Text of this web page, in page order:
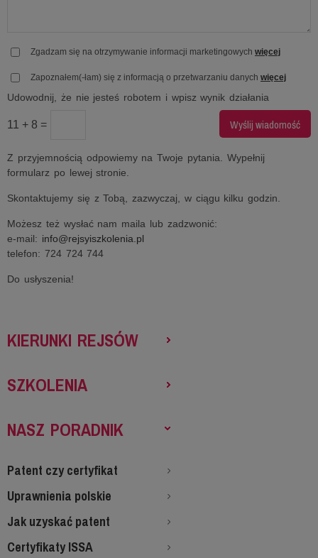
Zgadzam się na otrzymywanie informacji marketingowych więcej
Zapoznałem(-łam) się z informacją o przetwarzaniu danych więcej
Udowodnij, że nie jesteś robotem i wpisz wynik działania
11 + 8 =
Z przyjemnością odpowiemy na Twoje pytania. Wypełnij
formularz po lewej stronie.
Skontaktujemy się z Tobą, zazwyczaj, w ciągu kilku godzin.
Możesz też wysłać nam maila lub zadzwonić:
e-mail: info@rejsyiszkolenia.pl
telefon: 724 724 744
Do usłyszenia!
KIERUNKI REJSÓW
SZKOLENIA
NASZ PORADNIK
Patent czy certyfikat
Uprawnienia polskie
Jak uzyskać patent
Certyfikaty ISSA